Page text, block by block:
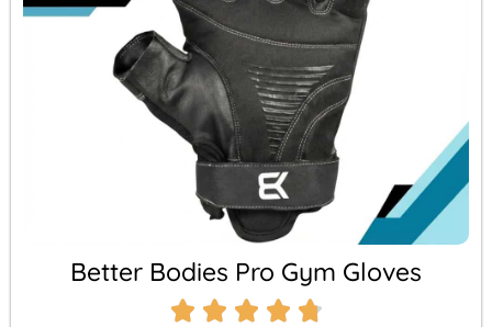
Better Bodies Pro Gym Gloves
    